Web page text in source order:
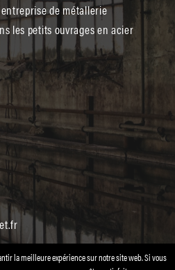
de métallerie
les petits ouvrages en acier
la meilleure expérience sur notre site web. Si vous